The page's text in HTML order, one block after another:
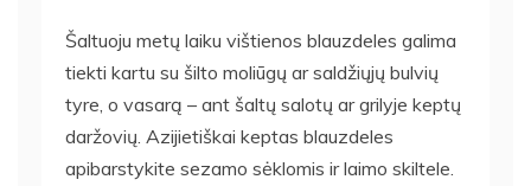
Šaltuoju metų laiku vištienos blauzdeles galima
tiekti kartu su šilto moliūgų ar saldžiųjų bulvių
tyre, o vasarą – ant šaltų salotų ar grilyje keptų
daržovių. Azijietiškai keptas blauzdeles
apibarstykite sezamo sėklomis ir laimo skiltele.